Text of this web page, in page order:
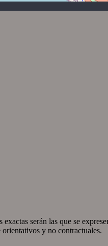
serán las que se
y no contractuales.